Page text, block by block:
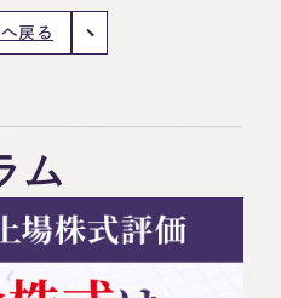
戻る
ム